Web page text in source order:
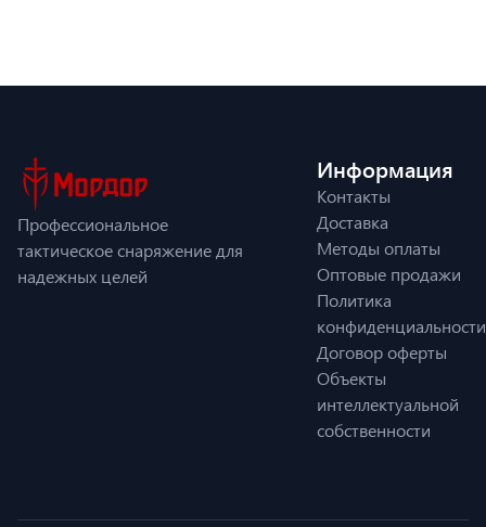
Профессиональное
тактическое снаряжение для
надежных целей
Информация
Контакты
Доставка
Методы оплаты
Оптовые продажи
Политика
конфиденциальности
Договор оферты
Объекты
интеллектуальной
собственности